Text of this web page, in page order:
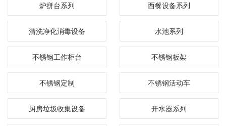
炉拼台系列 西餐设备系列
清洗净化消毒设备 水池系列
不锈钢工作柜台 不锈钢板架
不锈钢定制 不锈钢活动车
厨房垃圾收集设备 开水器系列